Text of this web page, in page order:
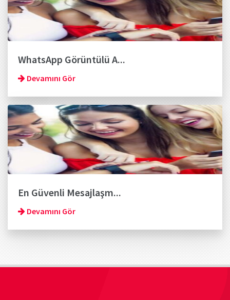
WhatsApp Görüntülü A...
Devamını Gör
En Güvenli Mesajlaşm...
Devamını Gör